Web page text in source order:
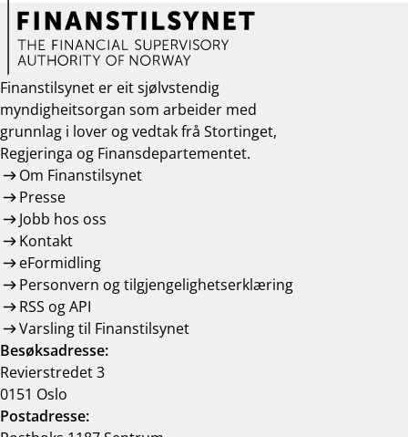
Finanstilsynet er eit sjølvstendig
myndigheitsorgan som arbeider med
grunnlag i lover og vedtak frå Stortinget,
Regjeringa og Finansdepartementet.
Om Finanstilsynet
Presse
Jobb hos oss
Kontakt
eFormidling
Personvern og tilgjengelighetserklæring
RSS og API
Varsling til Finanstilsynet
Besøksadresse:
Revierstredet 3
0151 Oslo
Postadresse: